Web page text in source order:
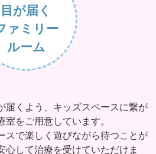
目が届く
ァミリー
ルーム
届くよう、キッズスペースに繋が
をご用意しています。
スで楽しく遊びながら待つことが
心して治療を受けていただけま